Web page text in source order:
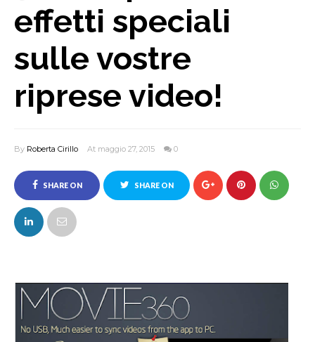
effetti speciali
sulle vostre
riprese video!
By Roberta Cirillo At maggio 27, 2015 0
SHARE ON
FACEBOOK
SHARE ON